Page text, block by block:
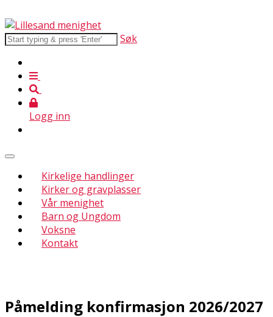
Søk
Logg inn
Kirkelige handlinger
Kirker og gravplasser
Vår menighet
Barn og Ungdom
Voksne
Kontakt
Påmelding konfirmasjon 2026/2027